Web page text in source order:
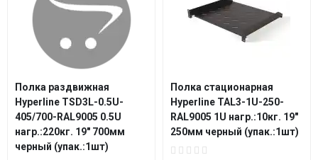
Полка раздвижная
Hyperline TSD3L-0.5U-
405/700-RAL9005 0.5U
нагр.:220кг. 19" 700мм
черный (упак.:1шт)
Полка стационарная
Hyperline TAL3-1U-250-
RAL9005 1U нагр.:10кг. 19"
250мм черный (упак.:1шт)